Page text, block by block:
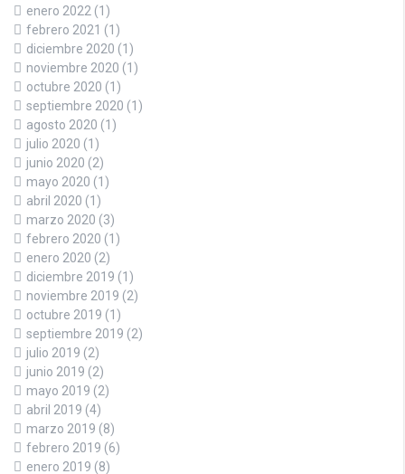
enero 2022 (1)
febrero 2021 (1)
diciembre 2020 (1)
noviembre 2020 (1)
octubre 2020 (1)
septiembre 2020 (1)
agosto 2020 (1)
julio 2020 (1)
junio 2020 (2)
mayo 2020 (1)
abril 2020 (1)
marzo 2020 (3)
febrero 2020 (1)
enero 2020 (2)
diciembre 2019 (1)
noviembre 2019 (2)
octubre 2019 (1)
septiembre 2019 (2)
julio 2019 (2)
junio 2019 (2)
mayo 2019 (2)
abril 2019 (4)
marzo 2019 (8)
febrero 2019 (6)
enero 2019 (8)